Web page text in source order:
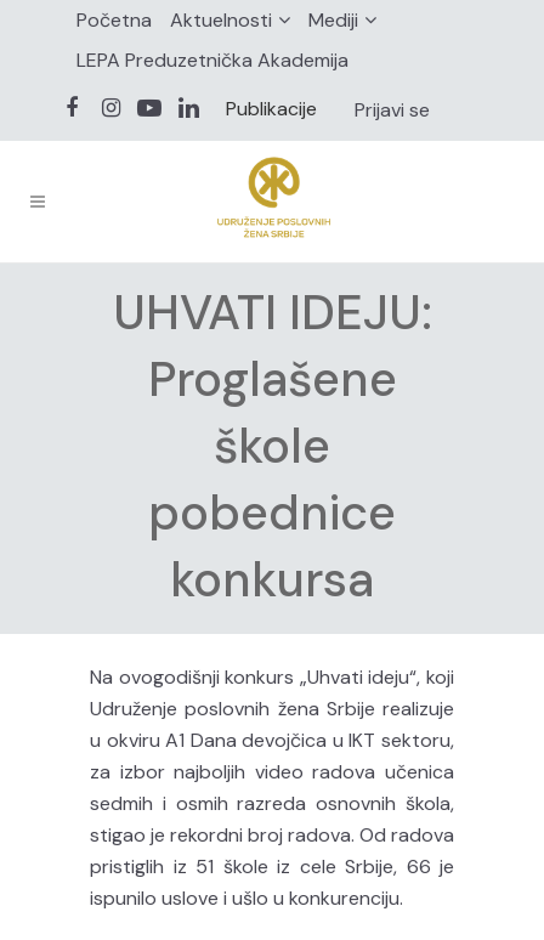
Početna Aktuelnosti
Mediji
LEPA Preduzetnička Akademija
Publikacije
Prijavi se
UHVATI IDEJU:
Proglašene
škole
pobednice
konkursa
Na ovogodišnji konkurs „Uhvati ideju“, koji
Udruženje poslovnih žena Srbije realizuje
u okviru A1 Dana devojčica u IKT sektoru,
za izbor najboljih video radova učenica
sedmih i osmih razreda osnovnih škola,
stigao je rekordni broj radova. Od radova
pristiglih iz 51 škole iz cele Srbije, 66 je
ispunilo uslove i ušlo u konkurenciju.